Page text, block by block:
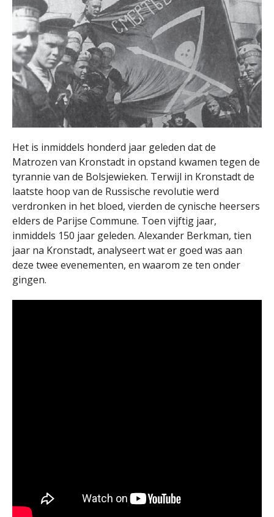
Het is inmiddels honderd jaar geleden dat de
Matrozen van Kronstadt in opstand kwamen tegen de
tyrannie van de Bolsjewieken. Terwijl in Kronstadt de
laatste hoop van de Russische revolutie werd
verdronken in het bloed, vierden de cynische heersers
elders de Parijse Commune. Toen vijftig jaar,
inmiddels 150 jaar geleden. Alexander Berkman, tien
jaar na Kronstadt, analyseert wat er goed was aan
deze twee evenementen, en waarom ze ten onder
gingen.